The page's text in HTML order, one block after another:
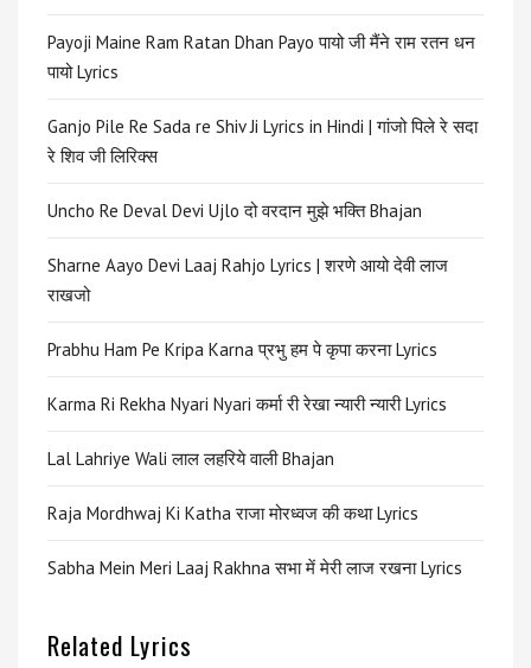
Payoji Maine Ram Ratan Dhan Payo पायो जी मैंने राम रतन धन
पायो Lyrics
Ganjo Pile Re Sada re Shiv Ji Lyrics in Hindi | गांजो पिले रे सदा
रे शिव जी लिरिक्स
Uncho Re Deval Devi Ujlo दो वरदान मुझे भक्ति Bhajan
Sharne Aayo Devi Laaj Rahjo Lyrics | शरणे आयो देवी लाज
राखजो
Prabhu Ham Pe Kripa Karna प्रभु हम पे कृपा करना Lyrics
Karma Ri Rekha Nyari Nyari कर्मा री रेखा न्यारी न्यारी Lyrics
Lal Lahriye Wali लाल लहरिये वाली Bhajan
Raja Mordhwaj Ki Katha राजा मोरध्वज की कथा Lyrics
Sabha Mein Meri Laaj Rakhna सभा में मेरी लाज रखना Lyrics
Related Lyrics